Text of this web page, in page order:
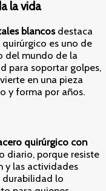
la vida
blancosdestaca
es uno de
del mundo de la
para soportar golpes,
en una pieza
y forma por años.
quirúrgico con
diario, porque resiste
y las actividades
durabilidad lo